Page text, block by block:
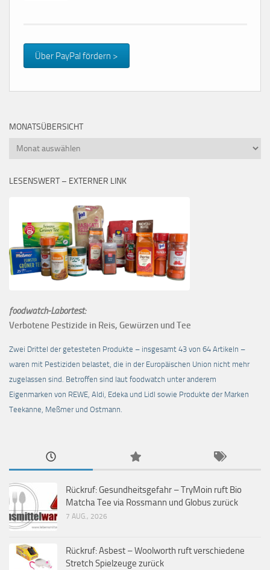
Über PayPal fördern >
MONATSÜBERSICHT
Monatsübersicht
LESENSWERT – EXTERNER LINK
foodwatch-Labortest:
Verbotene Pestizide in Reis, Gewürzen und Tee
Zwei Drittel der getesteten Produkte – insgesamt 43 von 64 Artikeln –
waren mit Pestiziden belastet, die in der Europäischen Union nicht mehr
zugelassen sind. Betroffen sind laut foodwatch unter anderem
Eigenmarken von REWE, Aldi, Edeka und Lidl sowie Produkte der Marken
Teekanne, Meßmer und Ostmann.
Rückruf: Gesundheitsgefahr – TryMoin ruft Bio
Matcha Tee via Rossmann und Globus zurück
7 AUG., 2026
Rückruf: Asbest – Woolworth ruft verschiedene
Stretch Spielzeuge zurück